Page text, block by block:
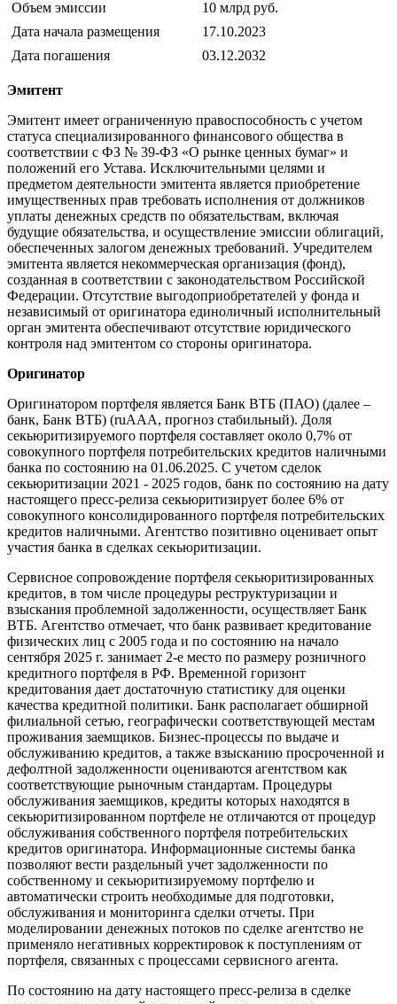
Объем эмиссии
10 млрд руб.
Дата начала размещения
17.10.2023
Дата погашения
03.12.2032
Эмитент
Эмитент имеет ограниченную правоспособность с учетом
статуса специализированного финансового общества в
соответствии с ФЗ № 39-ФЗ «О рынке ценных бумаг» и
положений его Устава. Исключительными целями и
предметом деятельности эмитента является приобретение
имущественных прав требовать исполнения от должников
уплаты денежных средств по обязательствам, включая
будущие обязательства, и осуществление эмиссии облигаций,
обеспеченных залогом денежных требований. Учредителем
эмитента является некоммерческая организация (фонд),
созданная в соответствии с законодательством Российской
Федерации. Отсутствие выгодоприобретателей у фонда и
независимый от оригинатора единоличный исполнительный
орган эмитента обеспечивают отсутствие юридического
контроля над эмитентом со стороны оригинатора.
Оригинатор
Оригинатором портфеля является Банк ВТБ (ПАО) (далее –
банк, Банк ВТБ) (ruAAA, прогноз стабильный). Доля
секьюритизируемого портфеля составляет около 0,7% от
совокупного портфеля потребительских кредитов наличными
банка по состоянию на 01.06.2025. С учетом сделок
секьюритизации 2021 - 2025 годов, банк по состоянию на дату
настоящего пресс-релиза секьюритизирует более 6% от
совокупного консолидированного портфеля потребительских
кредитов наличными. Агентство позитивно оценивает опыт
участия банка в сделках секьюритизации.
Сервисное сопровождение портфеля секьюритизированных
кредитов, в том числе процедуры реструктуризации и
взыскания проблемной задолженности, осуществляет Банк
ВТБ. Агентство отмечает, что банк развивает кредитование
физических лиц с 2005 года и по состоянию на начало
сентября 2025 г. занимает 2-е место по размеру розничного
кредитного портфеля в РФ. Временной горизонт
кредитования дает достаточную статистику для оценки
качества кредитной политики. Банк располагает обширной
филиальной сетью, географически соответствующей местам
проживания заемщиков. Бизнес-процессы по выдаче и
обслуживанию кредитов, а также взысканию просроченной и
дефолтной задолженности оцениваются агентством как
соответствующие рыночным стандартам. Процедуры
обслуживания заемщиков, кредиты которых находятся в
секьюритизированном портфеле не отличаются от процедур
обслуживания собственного портфеля потребительских
кредитов оригинатора. Информационные системы банка
позволяют вести раздельный учет задолженности по
собственному и секьюритизируемому портфелю и
автоматически строить необходимые для подготовки,
обслуживания и мониторинга сделки отчеты. При
моделировании денежных потоков по сделке агентство не
применяло негативных корректировок к поступлениям от
портфеля, связанных с процессами сервисного агента.
По состоянию на дату настоящего пресс-релиза в сделке